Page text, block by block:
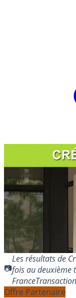
Les résultats de
fois au
Offre Partenaire